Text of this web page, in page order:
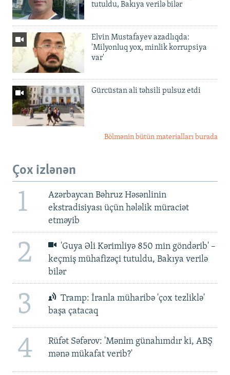
tutuldu, Bakıya verilə bilər
Elvin Mustafayev azadlıqda:
'Milyonluq yox, minlik korrupsiya
var'
Gürcüstan ali təhsili pulsuz etdi
Bölmənin bütün materialları burada
Çox izlənən
1
Azərbaycan Bəhruz Həsənlinin
ekstradisiyası üçün hələlik müraciət
etməyib
2
'Guya Əli Kərimliyə 850 min göndərib' –
keçmiş mühafizəçi tutuldu, Bakıya verilə
bilər
3
Tramp: İranla müharibə 'çox tezliklə'
başa çatacaq
4
Rüfət Səfərov: 'Mənim günahımdır ki, ABŞ
mənə mükafat verib?'